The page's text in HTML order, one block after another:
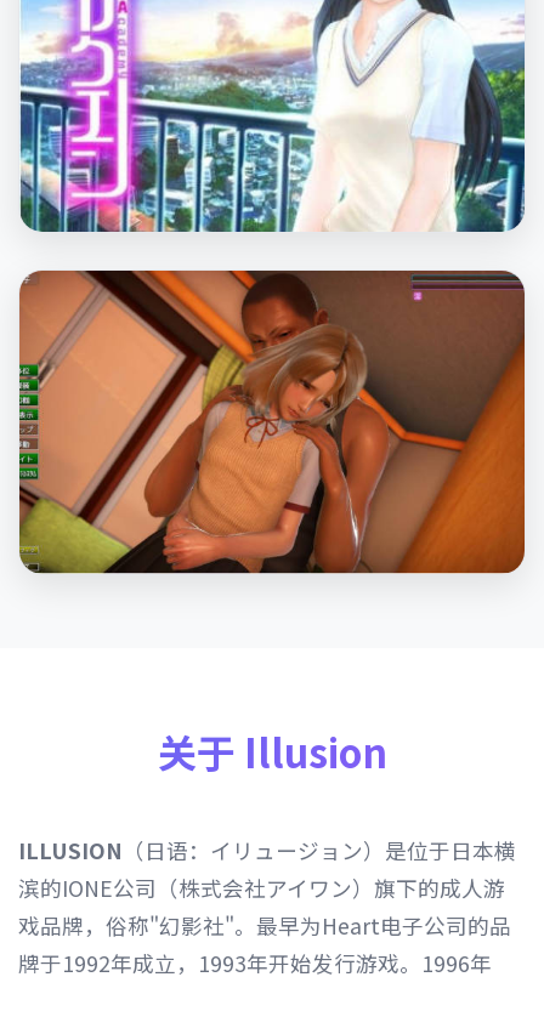
关于 Illusion
ILLUSION （日语：イリュージョン）是位于日本横
滨的IONE公司（株式会社アイワン）旗下的成人游
戏品牌，俗称"幻影社"。最早为Heart电子公司的品
牌于1992年成立，1993年开始发行游戏。1996年